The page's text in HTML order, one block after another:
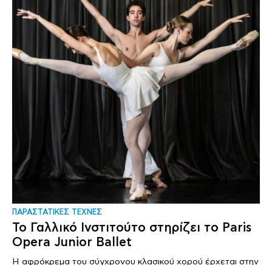
ΠΑΡΑΣΤΑΤΙΚΕΣ ΤΕΧΝΕΣ
Το Γαλλικό Ινστιτούτο στηρίζει το Paris
Opera Junior Ballet
H αφρόκρεμα του σύγχρονου κλασικού χορού έρχεται στην